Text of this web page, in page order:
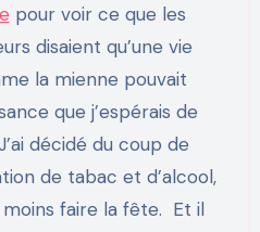
pour voir ce que les
disaient qu’une vie
la mienne pouvait
que j’espérais de
décidé du coup de
de tabac et d’alcool,
faire la fête. Et il